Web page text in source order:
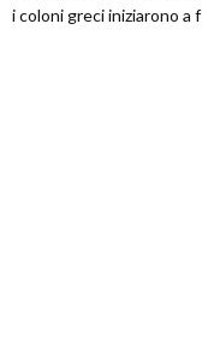
i coloni greci iniziarono a f